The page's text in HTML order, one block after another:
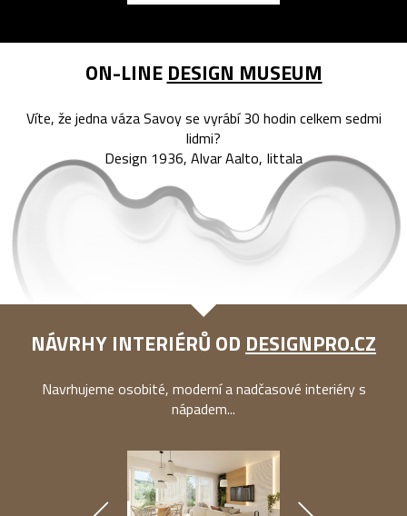
ON-LINE DESIGN MUSEUM
Víte, že jedna váza Savoy se vyrábí 30 hodin celkem sedmi
lidmi?
Design 1936, Alvar Aalto, Iittala
NÁVRHY INTERIÉRŮ OD DESIGNPRO.CZ
Navrhujeme osobité, moderní a nadčasové interiéry s
nápadem...